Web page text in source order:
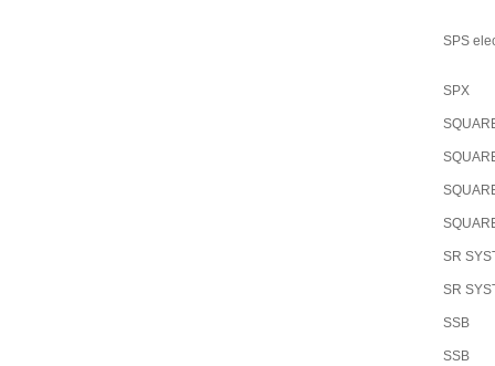
SPS
SPX
SR
SR
SSB
SSB